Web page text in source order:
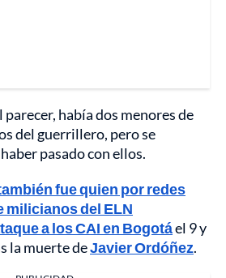
parecer, había dos menores de
del guerrillero, pero se
pasado con ellos.
fue quien por redes
milicianos del ELN
a los CAI en Bogotáel 9 y
la muerte deJavier Ordóñez.